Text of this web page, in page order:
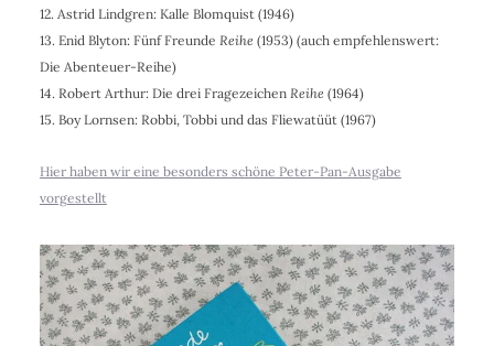
12. Astrid Lindgren: Kalle Blomquist (1946)
13. Enid Blyton: Fünf Freunde Reihe (1953) (auch empfehlenswert:
Die Abenteuer-Reihe)
14. Robert Arthur: Die drei Fragezeichen Reihe (1964)
15. Boy Lornsen: Robbi, Tobbi und das Fliewatüüt (1967)
Hier haben wir eine besonders schöne Peter-Pan-Ausgabe
vorgestellt